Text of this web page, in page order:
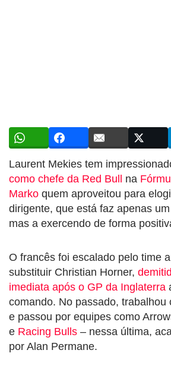
Laurent Mekies tem
como chefe da Red Bull na
Marko quem aproveitou para
dirigente, que está faz apenas
mas a exercendo de forma
O francês foi escalado pelo time
substituir Christian Horner,
imediata após o GP da Inglaterra
comando. No passado, trabalhou
e passou por equipes como
e Racing Bulls – nessa última,
por Alan Permane.